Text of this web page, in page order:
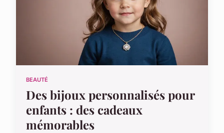
BEAUTÉ
Des bijoux personnalisés pour
enfants : des cadeaux
mémorables